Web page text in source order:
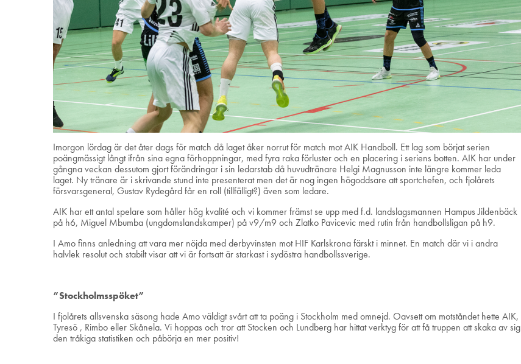
Imorgon lördag är det åter dags för match då laget åker norrut för match mot AIK Handboll. Ett lag som börjat serien
poängmässigt långt ifrån sina egna förhoppningar, med fyra raka förluster och en placering i seriens botten. AIK har under
gångna veckan dessutom gjort förändringar i sin ledarstab då huvudtränare Helgi Magnusson inte längre kommer leda
laget. Ny tränare är i skrivande stund inte presenterat men det är nog ingen högoddsare att sportchefen, och fjolårets
försvarsgeneral, Gustav Rydegård får en roll (tillfälligt?) även som ledare.
AIK har ett antal spelare som håller hög kvalité och vi kommer främst se upp med f.d. landslagsmannen Hampus Jildenbäck
på h6, Miguel Mbumba (ungdomslandskamper) på v9/m9 och Zlatko Pavicevic med rutin från handbollsligan på h9.
I Amo finns anledning att vara mer nöjda med derbyvinsten mot HIF Karlskrona färskt i minnet. En match där vi i andra
halvlek resolut och stabilt visar att vi är fortsatt är starkast i sydöstra handbollssverige.
”Stockholmsspöket”
I fjolårets allsvenska säsong hade Amo väldigt svårt att ta poäng i Stockholm med omnejd. Oavsett om motståndet hette AIK,
Tyresö , Rimbo eller Skånela. Vi hoppas och tror att Stocken och Lundberg har hittat verktyg för att få truppen att skaka av sig
den tråkiga statistiken och påbörja en mer positiv!